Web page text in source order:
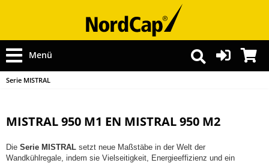
Menü
Serie MISTRAL
MISTRAL 950 M1 EN MISTRAL 950 M2
Die Serie MISTRAL setzt neue Maßstäbe in der Welt der
Wandkühlregale, indem sie Vielseitigkeit, Energieeffizienz und ein